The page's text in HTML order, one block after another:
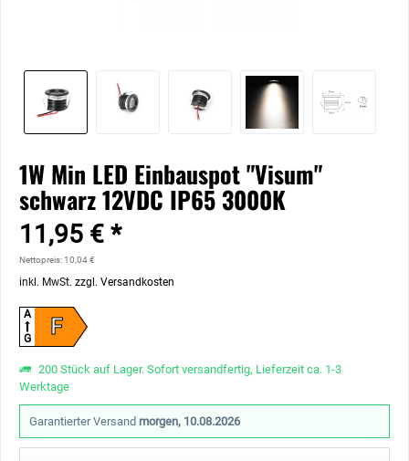
1W Min LED Einbauspot "Visum"
schwarz 12VDC IP65 3000K
11,95 € *
Nettopreis: 10,04 €
inkl. MwSt. zzgl. Versandkosten
F
A
G
200 Stück auf Lager. Sofort versandfertig, Lieferzeit ca. 1-3
Werktage
Garantierter Versand morgen, 10.08.2026